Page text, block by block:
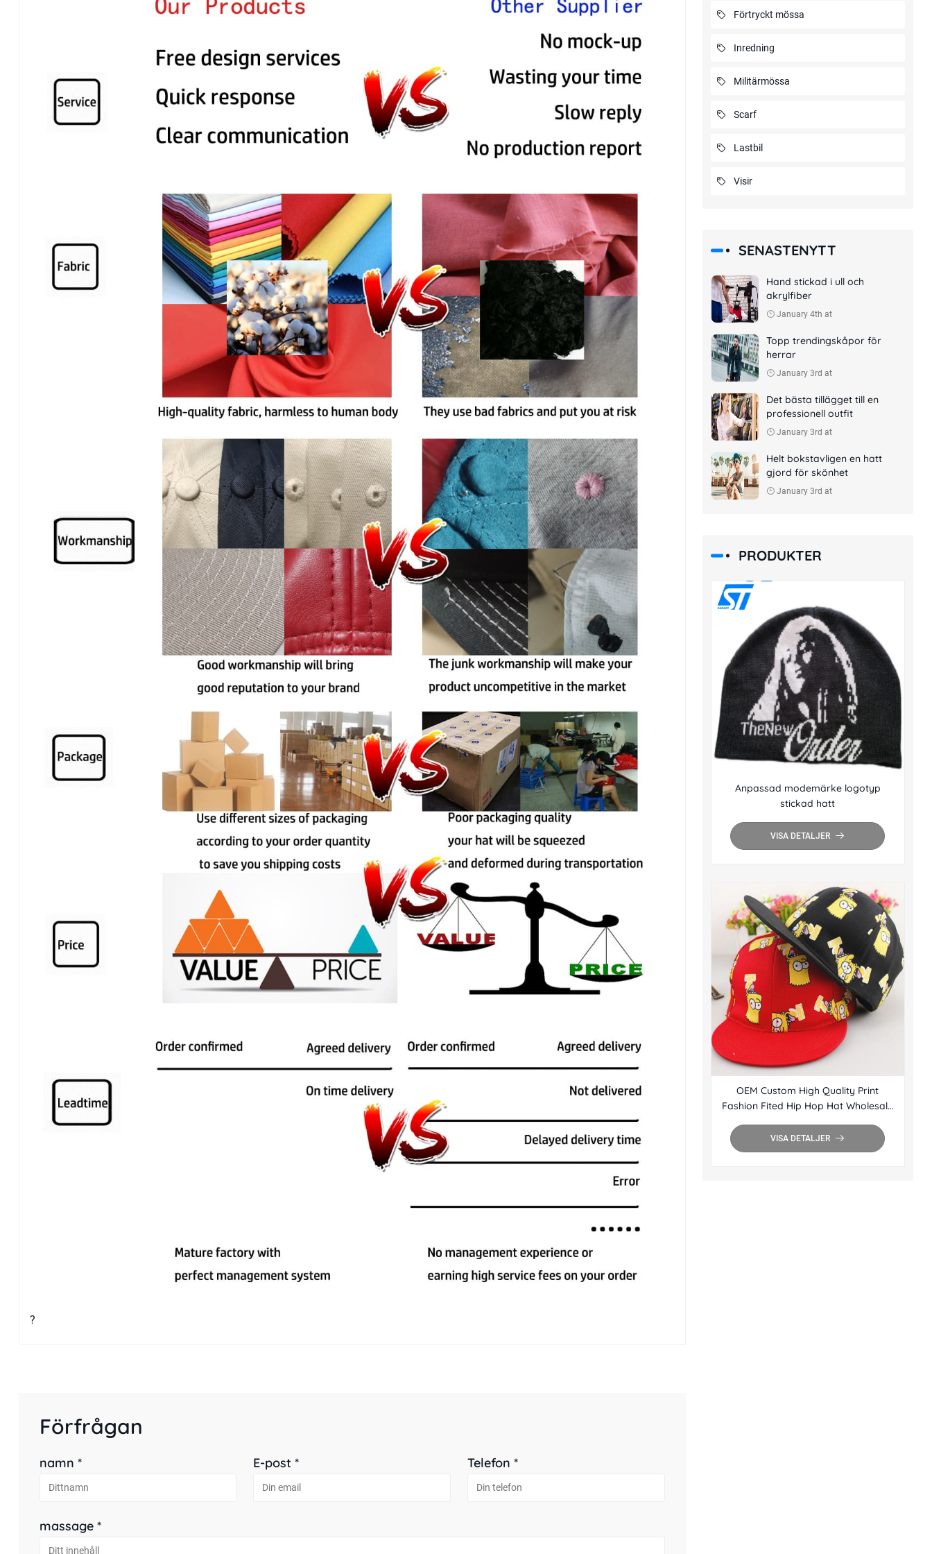
?
Förfrågan
namn * E-post * Telefon *
massage *
Förtryckt mössa
Inredning
Militärmössa
Scarf
Lastbil
Visir
SENASTENYTT
Hand stickad i ull och
akrylfiber
January 4th at
Topp trendingskåpor för
herrar
January 3rd at
Det bästa tillägget till en
professionell outfit
January 3rd at
Helt bokstavligen en hatt
gjord för skönhet
January 3rd at
PRODUKTER
Anpassad modemärke logotyp
stickad hatt
VISA DETALJER
OEM Custom High Quality Print
Fashion Fited Hip Hop Hat Wholesale
VISA DETALJER